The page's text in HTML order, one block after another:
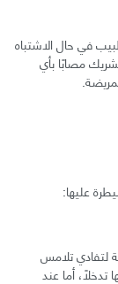
في حال الاشتباه
مصابًا بأي
عليها:
لتفادي تلامس
أما عند